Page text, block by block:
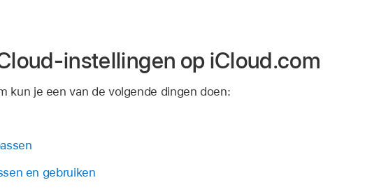
instellingen op iCloud.com
kun je een van de volgende dingen doen:
en gebruiken